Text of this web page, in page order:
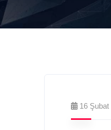
16 Şubat